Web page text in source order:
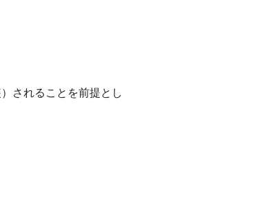
されることを前提とし